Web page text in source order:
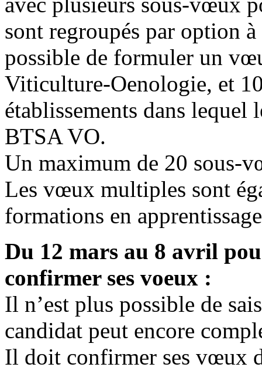
sont regroupés par option
possible de formuler un
Viticulture-Oenologie, et
établissements dans
BTSA VO.
Un maximum de 20 sous-
Les vœux multiples sont
formations en
Du 12 mars au 8 avril
confirmer ses voeux :
Il n’est plus possible de
candidat peut encore
Il doit confirmer ses vœux